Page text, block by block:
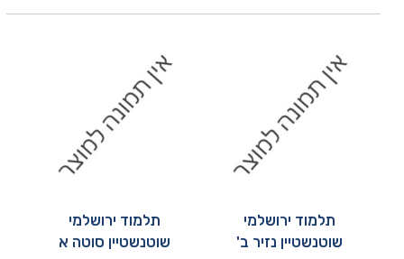
תלמוד ירושלמי
שוטנשטיין נזיר ב'
תלמוד ירושלמי
שוטנשטיין סוטה א